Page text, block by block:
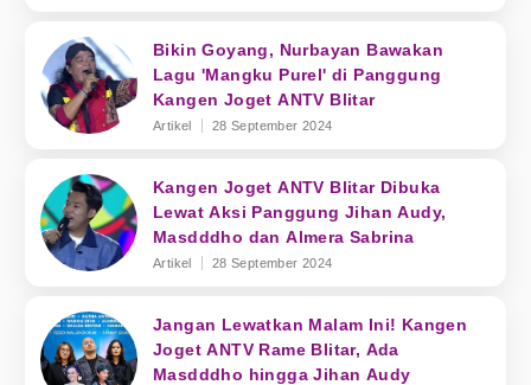
Bikin Goyang, Nurbayan Bawakan
Lagu 'Mangku Purel' di Panggung
Kangen Joget ANTV Blitar
Artikel 28 September 2024
Kangen Joget ANTV Blitar Dibuka
Lewat Aksi Panggung Jihan Audy,
Masdddho dan Almera Sabrina
Artikel 28 September 2024
Jangan Lewatkan Malam Ini! Kangen
Joget ANTV Rame Blitar, Ada
Masdddho hingga Jihan Audy